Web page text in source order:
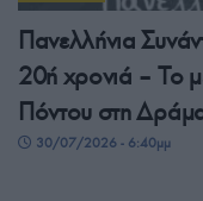
Πανελλήνια
20ή χρονιά – Το
Πόντου στη
30/07/2026 - 6:40μμ